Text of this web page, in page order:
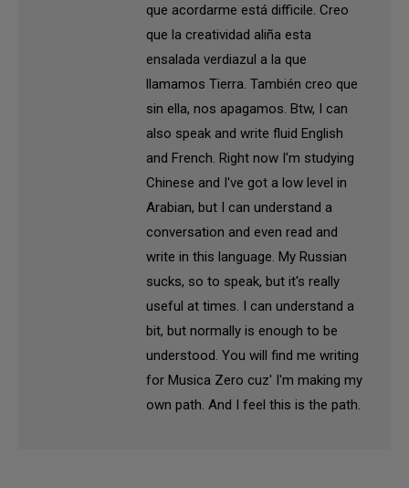
que acordarme está difficile. Creo
que la creatividad aliña esta
ensalada verdiazul a la que
llamamos Tierra. También creo que
sin ella, nos apagamos. Btw, I can
also speak and write fluid English
and French. Right now I'm studying
Chinese and I've got a low level in
Arabian, but I can understand a
conversation and even read and
write in this language. My Russian
sucks, so to speak, but it's really
useful at times. I can understand a
bit, but normally is enough to be
understood. You will find me writing
for Musica Zero cuz' I'm making my
own path. And I feel this is the path.